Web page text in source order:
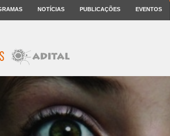
NOTÍCIAS PUBLICAÇÕES EVENTOS